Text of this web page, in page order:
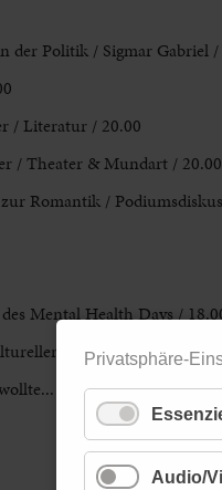
der Politik / Sigmar Gabriel /
/ Literatur / 20.00
/ Theater & Mundart / 20.00
Romantik /
Mental Health Days /
Theatertreff / 19.30
/ ab 4 Jahren / 10.00
Privatsphäre-
Audio/